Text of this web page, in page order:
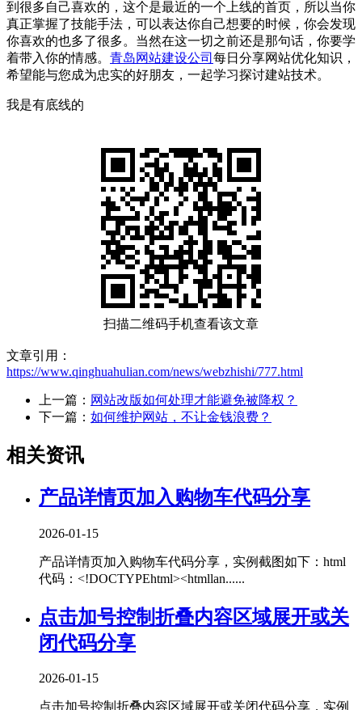
到很多自己喜欢的，这个是最近的一个上线的首页，所以当你
真正掌握了技能手法，可以表达你自己想要的时候，你会发现
你喜欢的也多了很多。当然在这一切之前还是那句话，你要学
着带入你的情感。 青岛网站建设公司 每日分享网站优化知识，
希望能与您成为忠实的好朋友，一起学习探讨建站技术。
我是有底线的
扫描二维码手机查看该文章
文章引用：
https://www.qinghuahulian.com/news/webzhishi/777.html
上一篇： 网站改版如何处理才能避免被降权？
下一篇： 如何维护网站，不让金钱浪费？
相关资讯
产品详情页加入购物车代码分享
2026-01-15
产品详情页加入购物车代码分享，实例截图如下：html
代码：<!DOCTYPEhtml><htmllan......
点击加号控制折叠内容区域展开或关
闭代码分享
2026-01-15
点击加号控制折叠内容区域展开或关闭代码分享，实例